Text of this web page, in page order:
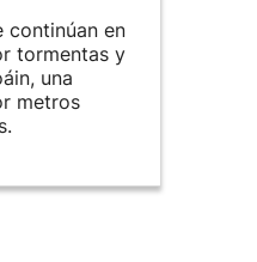
continúan en
tormentas y
una
metros